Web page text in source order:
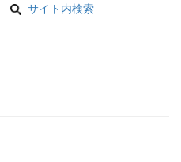
サイト内検索